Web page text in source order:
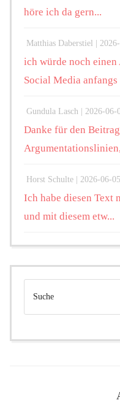
höre ich da gern...
Matthias Daberstiel |
ich würde noch
Social Media anfangs
Gundula Lasch | 2026-06-
Danke für den
Horst Schulte | 2026-06-
Ich habe diesen Text
und mit diesem etw...